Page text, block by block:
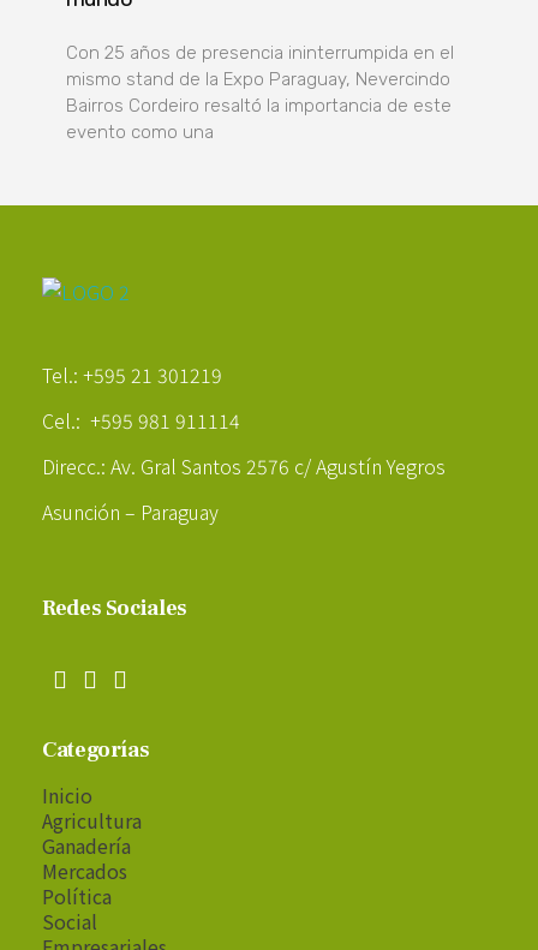
Con 25 años de presencia ininterrumpida en el
mismo stand de la Expo Paraguay, Nevercindo
Bairros Cordeiro resaltó la importancia de este
evento como una
Tel.: +595 21 301219
Cel.: +595 981 911114
Direcc.: Av. Gral Santos 2576 c/ Agustín Yegros
Asunción – Paraguay
Redes Sociales
Categorías
Inicio
Agricultura
Ganadería
Mercados
Política
Social